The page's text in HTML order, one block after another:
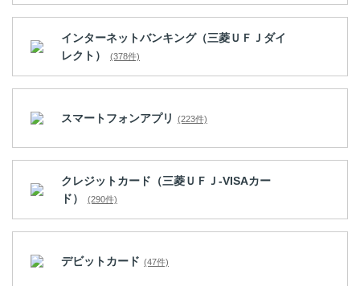
インターネットバンキング（三菱ＵＦＪダイ
レクト）
(378件)
スマートフォンアプリ (223件)
クレジットカード（三菱ＵＦＪ-VISAカー
ド）
(290件)
デビットカード (47件)